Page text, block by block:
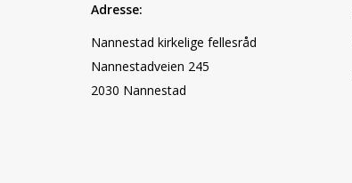
Adresse:
Nannestad kirkelige fellesråd
Nannestadveien 245
2030 Nannestad